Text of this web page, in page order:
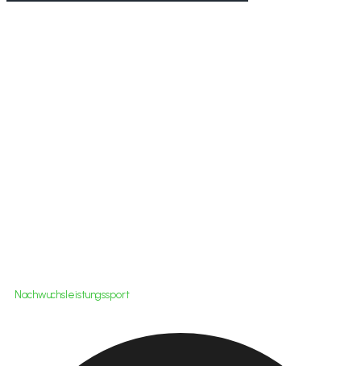
Nachwuchsleistungssport